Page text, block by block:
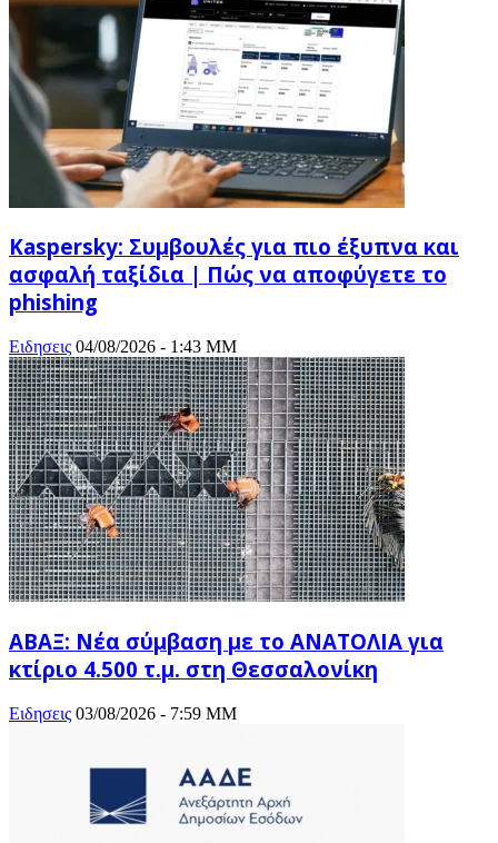
Kaspersky: Συμβουλές για πιο έξυπνα και
ασφαλή ταξίδια | Πώς να αποφύγετε το
phishing
Ειδησεις 04/08/2026 - 1:43 ΜΜ
ΑΒΑΞ: Νέα σύμβαση με το ΑΝΑΤΟΛΙΑ για
κτίριο 4.500 τ.μ. στη Θεσσαλονίκη
Ειδησεις 03/08/2026 - 7:59 ΜΜ